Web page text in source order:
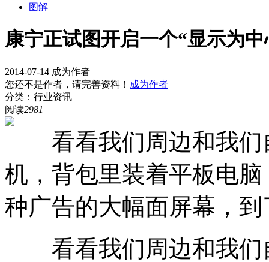
图解
康宁正试图开启一个“显示为
2014-07-14 成为作者
您还不是作者，请完善资料！ 成为作者
分类：行业资讯
阅读2981
看看我们周边和我们
机，背包里装着平板电
种广告的大幅面屏幕，
看看我们周边和我们